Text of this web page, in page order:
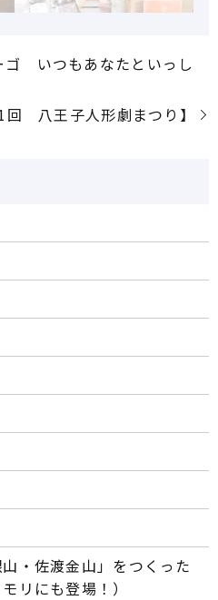
ゴ いつもあなたといっし
回 八王子人形劇まつり】
・佐渡金山」をつくった
リにも登場！）